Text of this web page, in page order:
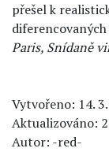
přešel k
Paris, Snídaně
Vytvořeno: 14.
Aktualizováno:
Autor: -red-